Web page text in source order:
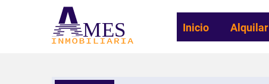
MES Inicio Alquilar